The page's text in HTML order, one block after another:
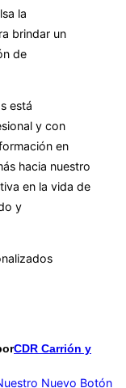
la
brindar un
de
está
y con
en
hacia nuestro
en la vida de
y
CDR Carrión y
Nuevo Botón